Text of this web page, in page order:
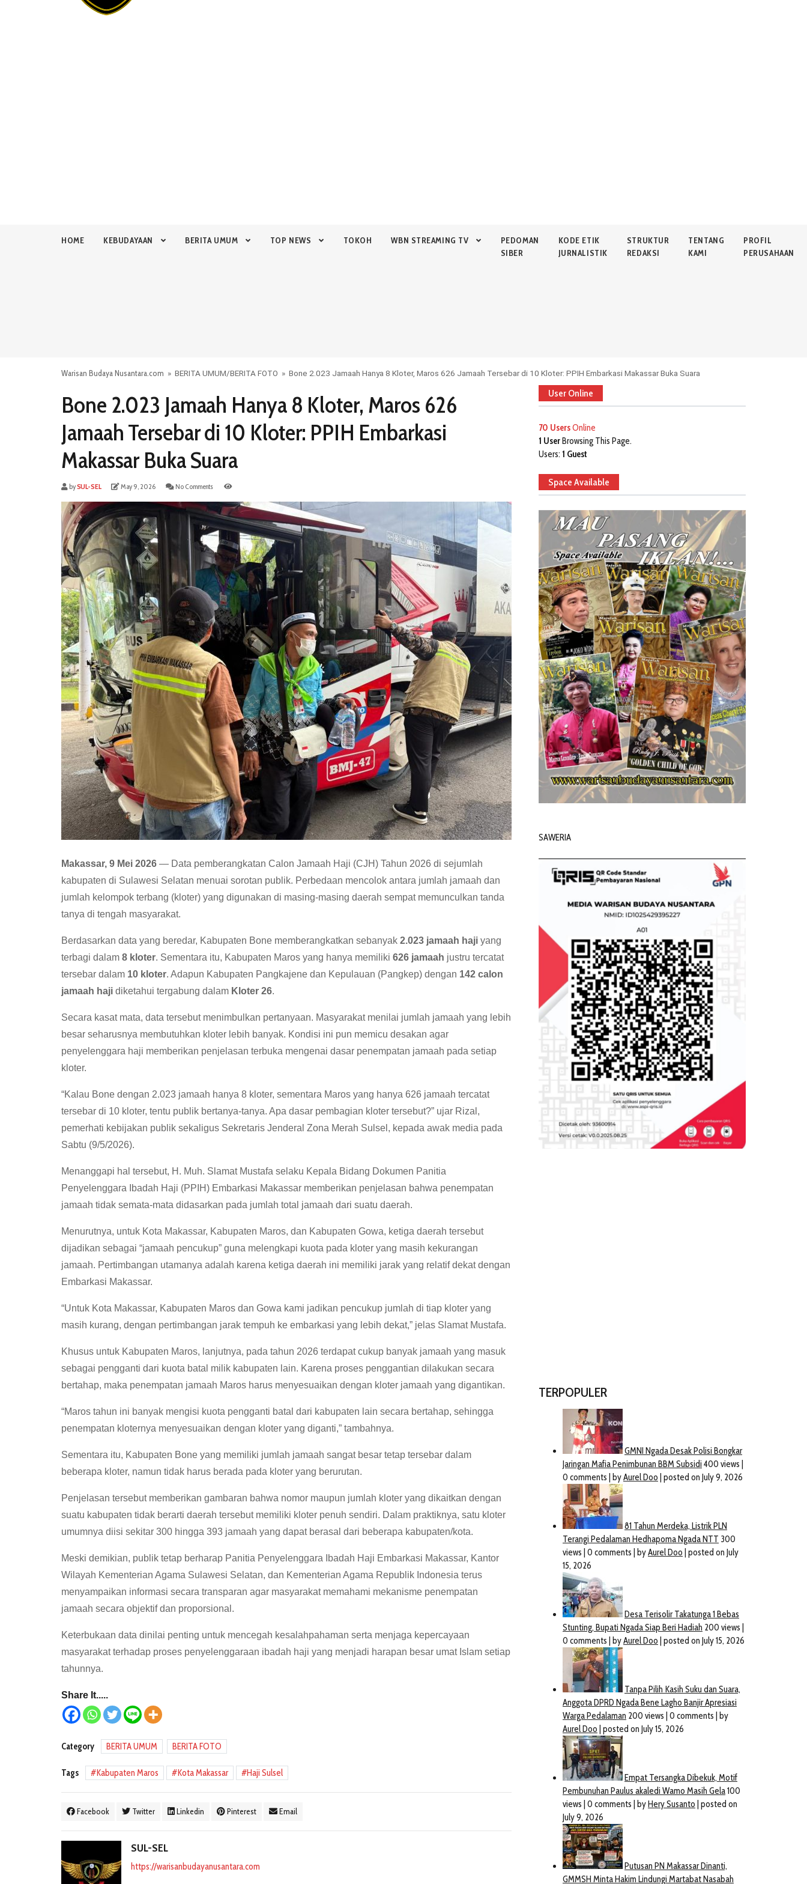
HOME KEBUDAYAAN BERITA UMUM TOP NEWS TOKOH WBN STREAMING TV
PEDOMAN
SIBER
KODE ETIK
JURNALISTIK
STRUKTUR
REDAKSI
TENTANG
KAMI
PROFIL
PERUSAHAAN
Warisan Budaya Nusantara.com » BERITA UMUM/BERITA FOTO » Bone 2.023 Jamaah Hanya 8 Kloter, Maros 626 Jamaah Tersebar di 10 Kloter: PPIH Embarkasi Makassar Buka Suara
Bone 2.023 Jamaah Hanya 8 Kloter, Maros 626
Jamaah Tersebar di 10 Kloter: PPIH Embarkasi
Makassar Buka Suara
bySUL-SEL May 9, 2026 No Comments
Makassar, 9 Mei 2026 — Data pemberangkatan Calon Jamaah Haji (CJH) Tahun 2026 di sejumlah
kabupaten di Sulawesi Selatan menuai sorotan publik. Perbedaan mencolok antara jumlah jamaah dan
jumlah kelompok terbang (kloter) yang digunakan di masing-masing daerah sempat memunculkan tanda
tanya di tengah masyarakat.
Berdasarkan data yang beredar, Kabupaten Bone memberangkatkan sebanyak 2.023 jamaah haji yang
terbagi dalam 8 kloter. Sementara itu, Kabupaten Maros yang hanya memiliki 626 jamaah justru tercatat
tersebar dalam 10 kloter. Adapun Kabupaten Pangkajene dan Kepulauan (Pangkep) dengan 142 calon
jamaah haji diketahui tergabung dalam Kloter 26.
Secara kasat mata, data tersebut menimbulkan pertanyaan. Masyarakat menilai jumlah jamaah yang lebih
besar seharusnya membutuhkan kloter lebih banyak. Kondisi ini pun memicu desakan agar
penyelenggara haji memberikan penjelasan terbuka mengenai dasar penempatan jamaah pada setiap
kloter.
“Kalau Bone dengan 2.023 jamaah hanya 8 kloter, sementara Maros yang hanya 626 jamaah tercatat
tersebar di 10 kloter, tentu publik bertanya-tanya. Apa dasar pembagian kloter tersebut?” ujar Rizal,
pemerhati kebijakan publik sekaligus Sekretaris Jenderal Zona Merah Sulsel, kepada awak media pada
Sabtu (9/5/2026).
Menanggapi hal tersebut, H. Muh. Slamat Mustafa selaku Kepala Bidang Dokumen Panitia
Penyelenggara Ibadah Haji (PPIH) Embarkasi Makassar memberikan penjelasan bahwa penempatan
jamaah tidak semata-mata didasarkan pada jumlah total jamaah dari suatu daerah.
Menurutnya, untuk Kota Makassar, Kabupaten Maros, dan Kabupaten Gowa, ketiga daerah tersebut
dijadikan sebagai “jamaah pencukup” guna melengkapi kuota pada kloter yang masih kekurangan
jamaah. Pertimbangan utamanya adalah karena ketiga daerah ini memiliki jarak yang relatif dekat dengan
Embarkasi Makassar.
“Untuk Kota Makassar, Kabupaten Maros dan Gowa kami jadikan pencukup jumlah di tiap kloter yang
masih kurang, dengan pertimbangan jarak tempuh ke embarkasi yang lebih dekat,” jelas Slamat Mustafa.
Khusus untuk Kabupaten Maros, lanjutnya, pada tahun 2026 terdapat cukup banyak jamaah yang masuk
sebagai pengganti dari kuota batal milik kabupaten lain. Karena proses penggantian dilakukan secara
bertahap, maka penempatan jamaah Maros harus menyesuaikan dengan kloter jamaah yang digantikan.
“Maros tahun ini banyak mengisi kuota pengganti batal dari kabupaten lain secara bertahap, sehingga
penempatan kloternya menyesuaikan dengan kloter yang diganti,” tambahnya.
Sementara itu, Kabupaten Bone yang memiliki jumlah jamaah sangat besar tetap tersebar dalam
beberapa kloter, namun tidak harus berada pada kloter yang berurutan.
Penjelasan tersebut memberikan gambaran bahwa nomor maupun jumlah kloter yang dikaitkan dengan
suatu kabupaten tidak berarti daerah tersebut memiliki kloter penuh sendiri. Dalam praktiknya, satu kloter
umumnya diisi sekitar 300 hingga 393 jamaah yang dapat berasal dari beberapa kabupaten/kota.
Meski demikian, publik tetap berharap Panitia Penyelenggara Ibadah Haji Embarkasi Makassar, Kantor
Wilayah Kementerian Agama Sulawesi Selatan, dan Kementerian Agama Republik Indonesia terus
menyampaikan informasi secara transparan agar masyarakat memahami mekanisme penempatan
jamaah secara objektif dan proporsional.
Keterbukaan data dinilai penting untuk mencegah kesalahpahaman serta menjaga kepercayaan
masyarakat terhadap proses penyelenggaraan ibadah haji yang menjadi harapan besar umat Islam setiap
tahunnya.
Share It.....
Category BERITA UMUM BERITA FOTO
Tags Kabupaten Maros Kota Makassar Haji Sulsel
Facebook Twitter Linkedin Pinterest Email
SUL-SEL
https://warisanbudayanusantara.com
User Online
70 UsersOnline
1 UserBrowsing This Page.
Users: 1 Guest
Space Available
SAWERIA
TERPOPULER